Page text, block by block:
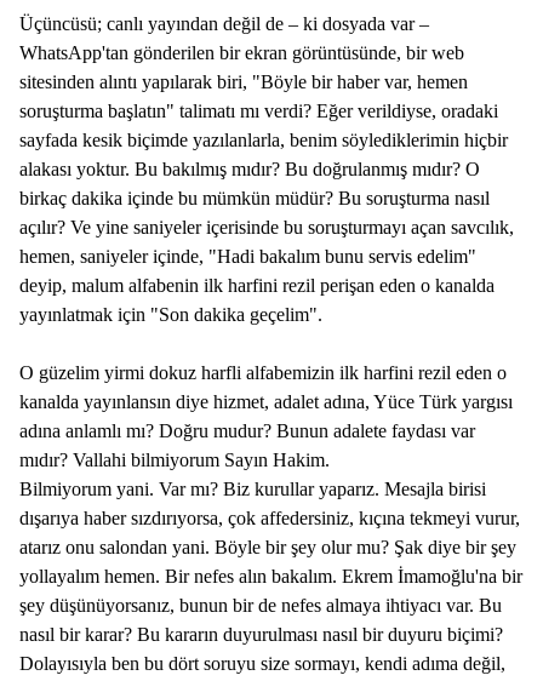
Üçüncüsü; canlı yayından değil de – ki dosyada var –
WhatsApp'tan gönderilen bir ekran görüntüsünde, bir web
sitesinden alıntı yapılarak biri, "Böyle bir haber var, hemen
soruşturma başlatın" talimatı mı verdi? Eğer verildiyse, oradaki
sayfada kesik biçimde yazılanlarla, benim söylediklerimin hiçbir
alakası yoktur. Bu bakılmış mıdır? Bu doğrulanmış mıdır? O
birkaç dakika içinde bu mümkün müdür? Bu soruşturma nasıl
açılır? Ve yine saniyeler içerisinde bu soruşturmayı açan savcılık,
hemen, saniyeler içinde, "Hadi bakalım bunu servis edelim"
deyip, malum alfabenin ilk harfini rezil perişan eden o kanalda
yayınlatmak için "Son dakika geçelim".
O güzelim yirmi dokuz harfli alfabemizin ilk harfini rezil eden o
kanalda yayınlansın diye hizmet, adalet adına, Yüce Türk yargısı
adına anlamlı mı? Doğru mudur? Bunun adalete faydası var
mıdır? Vallahi bilmiyorum Sayın Hakim.
Bilmiyorum yani. Var mı? Biz kurullar yaparız. Mesajla birisi
dışarıya haber sızdırıyorsa, çok affedersiniz, kıçına tekmeyi vurur,
atarız onu salondan yani. Böyle bir şey olur mu? Şak diye bir şey
yollayalım hemen. Bir nefes alın bakalım. Ekrem İmamoğlu'na bir
şey düşünüyorsanız, bunun bir de nefes almaya ihtiyacı var. Bu
nasıl bir karar? Bu kararın duyurulması nasıl bir duyuru biçimi?
Dolayısıyla ben bu dört soruyu size sormayı, kendi adıma değil,